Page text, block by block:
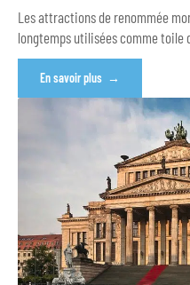
Les attractions de renommée
longtemps utilisées comme toile
En savoir plus